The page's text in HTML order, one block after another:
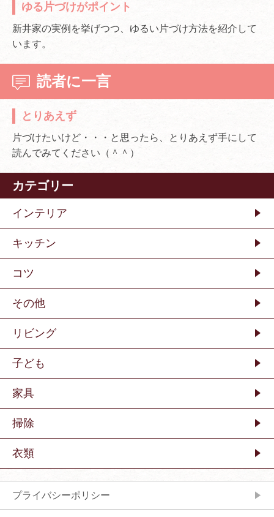
ゆる片づけがポイント
新井家の実例を挙げつつ、ゆるい片づけ方法を紹介して
います。
読者に一言
とりあえず
片づけたいけど・・・と思ったら、とりあえず手にして
読んでみてください（＾＾）
カテゴリー
インテリア
キッチン
コツ
その他
リビング
子ども
家具
掃除
衣類
プライバシーポリシー